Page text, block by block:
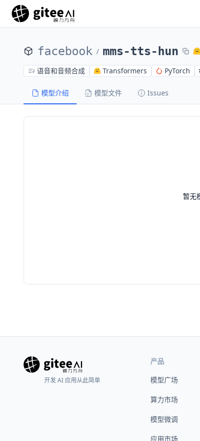
facebook / mms-tts-hun
语音和音频合成 Transformers PyTorch
模型介绍 模型文件 Issues
暂无
开发 AI 应用从此简单
产品
模型广场
算力市场
模型微调
应用市场